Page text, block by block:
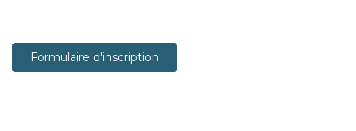
Formulaire d'inscription